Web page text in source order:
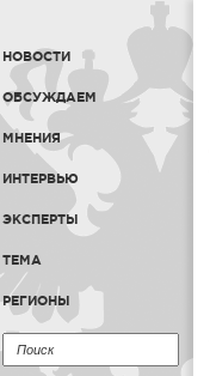
НОВОСТИ
ОБСУЖДАЕМ
МНЕНИЯ
ИНТЕРВЬЮ
ЭКСПЕРТЫ
ТЕМА
РЕГИОНЫ